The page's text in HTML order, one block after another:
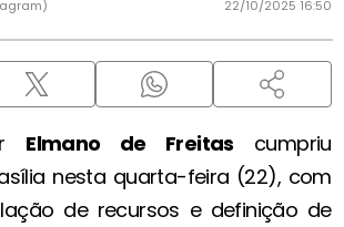
22/10/2025 16:50
Elmano de Freitas cumpriu
nesta quarta-feira (22), com
de recursos e definição de